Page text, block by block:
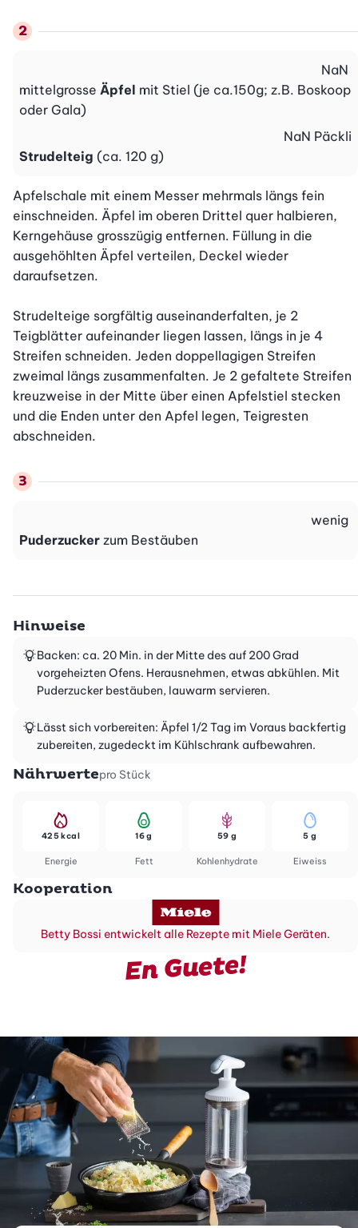
mittelgrosse Äpfel mit Stiel (je ca.150g; z.B. Boskoop
oder Gala)
NaN
Strudelteig (ca. 120 g)
NaN Päckli
Apfelschale mit einem Messer mehrmals längs fein
einschneiden. Äpfel im oberen Drittel quer halbieren,
Kerngehäuse grosszügig entfernen. Füllung in die
ausgehöhlten Äpfel verteilen, Deckel wieder
daraufsetzen.
Strudelteige sorgfältig auseinanderfalten, je 2
Teigblätter aufeinander liegen lassen, längs in je 4
Streifen schneiden. Jeden doppellagigen Streifen
zweimal längs zusammenfalten. Je 2 gefaltete Streifen
kreuzweise in der Mitte über einen Apfelstiel stecken
und die Enden unter den Apfel legen, Teigresten
abschneiden.
Puderzucker zum Bestäuben
wenig
Hinweise
Backen: ca. 20 Min. in der Mitte des auf 200 Grad
vorgeheizten Ofens. Herausnehmen, etwas abkühlen. Mit
Puderzucker bestäuben, lauwarm servieren.
Lässt sich vorbereiten: Äpfel 1/2 Tag im Voraus backfertig
zubereiten, zugedeckt im Kühlschrank aufbewahren.
Nährwertepro Stück
Energie
425 kcal
Fett
16 g
Kohlenhydrate
59 g
Eiweiss
5 g
Kooperation
Betty Bossi entwickelt alle Rezepte mit Miele Geräten.
En Guete!